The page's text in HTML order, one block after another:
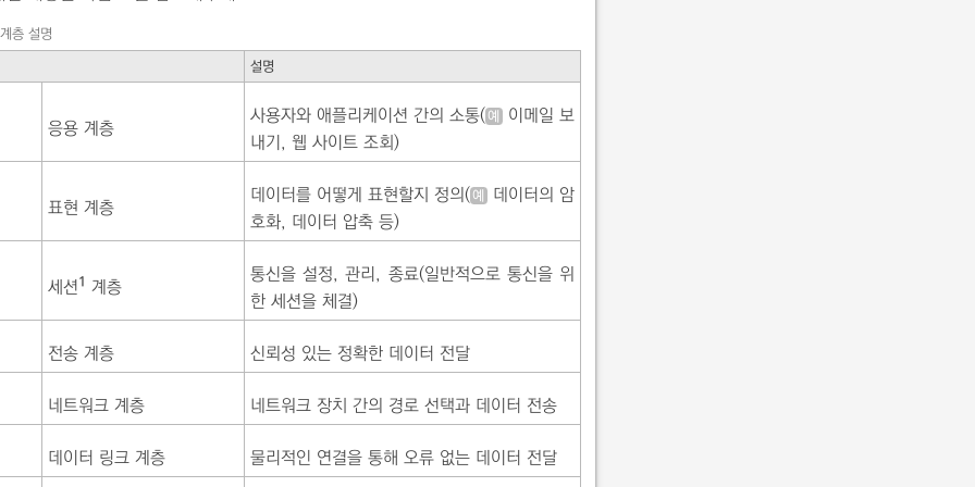
층 설명
설명
응용 계층
사용자와 애플리케이션 간의 소통( 예 이메일 보
내기, 웹 사이트 조회)
표현 계층
데이터를 어떻게 표현할지 정의( 예 데이터의 암
호화, 데이터 압축 등)
세션1 계층
통신을 설정, 관리, 종료(일반적으로 통신을 위
한 세션을 체결)
전송 계층 신뢰성 있는 정확한 데이터 전달
네트워크 계층 네트워크 장치 간의 경로 선택과 데이터 전송
데이터 링크 계층 물리적인 연결을 통해 오류 없는 데이터 전달